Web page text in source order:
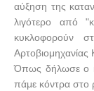
αύξηση της
λιγότερο από
κυκλοφορούν
Αρτοβιομηχανίας
Όπως δήλωσε ο
πάμε κόντρα στο